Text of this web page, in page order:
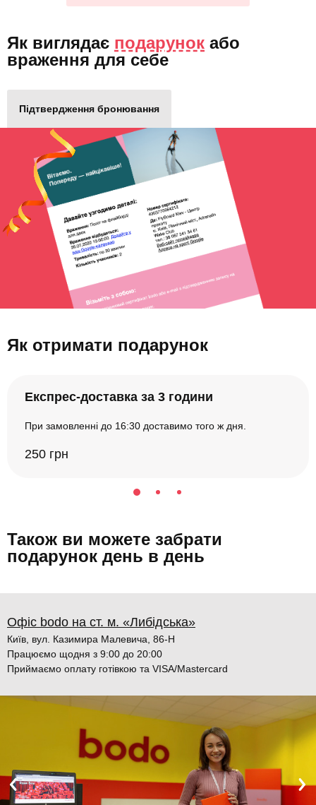
Як виглядає подарунок або
враження для себе
Підтвердження бронювання
Як отримати подарунок
Експрес-доставка за 3 години
При замовленні до 16:30 доставимо того ж дня.
250 грн
Також ви можете забрати
подарунок день в день
Офіс bodo на ст. м. «Либідська»
Київ, вул. Казимира Малевича, 86-Н
Працюємо щодня з 9:00 до 20:00
Приймаємо оплату готівкою та VISA/Mastercard